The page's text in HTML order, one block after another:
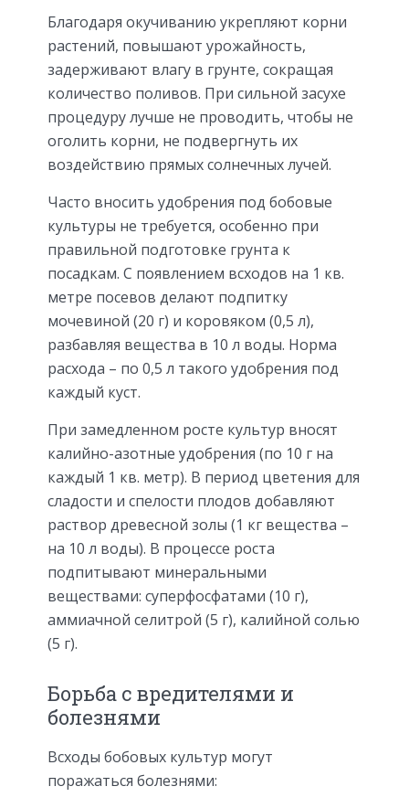
Благодаря окучиванию укрепляют корни
растений, повышают урожайность,
задерживают влагу в грунте, сокращая
количество поливов. При сильной засухе
процедуру лучше не проводить, чтобы не
оголить корни, не подвергнуть их
воздействию прямых солнечных лучей.
Часто вносить удобрения под бобовые
культуры не требуется, особенно при
правильной подготовке грунта к
посадкам. С появлением всходов на 1 кв.
метре посевов делают подпитку
мочевиной (20 г) и коровяком (0,5 л),
разбавляя вещества в 10 л воды. Норма
расхода – по 0,5 л такого удобрения под
каждый куст.
При замедленном росте культур вносят
калийно-азотные удобрения (по 10 г на
каждый 1 кв. метр). В период цветения для
сладости и спелости плодов добавляют
раствор древесной золы (1 кг вещества –
на 10 л воды). В процессе роста
подпитывают минеральными
веществами: суперфосфатами (10 г),
аммиачной селитрой (5 г), калийной солью
(5 г).
Борьба с вредителями и
болезнями
Всходы бобовых культур могут
поражаться болезнями: